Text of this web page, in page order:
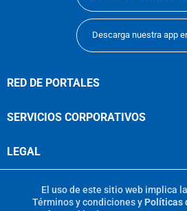
Descarga nuestra app
RED DE PORTALES
SERVICIOS CORPORATIVOS
LEGAL
El uso de este sitio web implica
Términos y condicionesy Políticas